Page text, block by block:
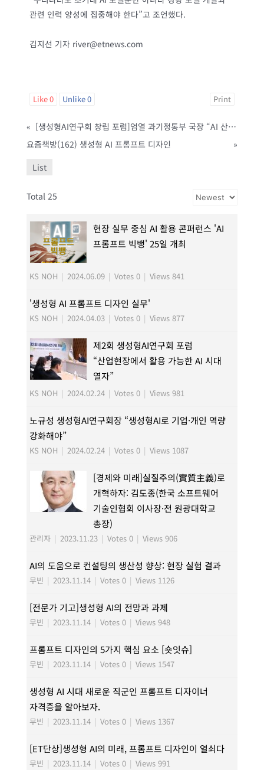
관련 인력 양성에 집중해야 한다”고 조언했다.
김지선 기자 river@etnews.com
Like0 Unlike0 Print
«
[생성형AI연구회 창립 포럼]엄열 과기정통부 국장 “AI 산업 발전, 기술부터 인력까지 밀착 지원”
요즘책방(162) 생성형 AI 프롬프트 디자인
»
List
Total 25
현장 실무 중심 AI 활용 콘퍼런스 'AI
프롬프트 빅뱅' 25일 개최
KS NOH | 2024.06.09 | Votes 0 | Views 841
'생성형 AI 프롬프트 디자인 실무'
KS NOH | 2024.04.03 | Votes 0 | Views 877
제2회 생성형AI연구회 포럼
“산업현장에서 활용 가능한 AI 시대
열자”
KS NOH | 2024.02.24 | Votes 0 | Views 981
노규성 생성형AI연구회장 “생성형AI로 기업·개인 역량
강화해야”
KS NOH | 2024.02.24 | Votes 0 | Views 1087
[경제와 미래]실질주의(實質主義)로
개혁하자: 김도종(한국 소프트웨어
기술인협회 이사장·전 원광대학교
총장)
관리자 | 2023.11.23 | Votes 0 | Views 906
AI의 도움으로 컨설팅의 생산성 향상: 현장 실험 결과
무빈 | 2023.11.14 | Votes 0 | Views 1126
[전문가 기고]생성형 AI의 전망과 과제
무빈 | 2023.11.14 | Votes 0 | Views 948
프롬프트 디자인의 5가지 핵심 요소 [숏잇슈]
무빈 | 2023.11.14 | Votes 0 | Views 1547
생성형 AI 시대 새로운 직군인 프롬프트 디자이너
자격증을 알아보자.
무빈 | 2023.11.14 | Votes 0 | Views 1367
[ET단상]생성형 AI의 미래, 프롬프트 디자인이 열쇠다
무빈 | 2023.11.14 | Votes 0 | Views 991